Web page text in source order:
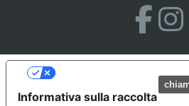
Informativa sulla raccolta
Le tue preferenze